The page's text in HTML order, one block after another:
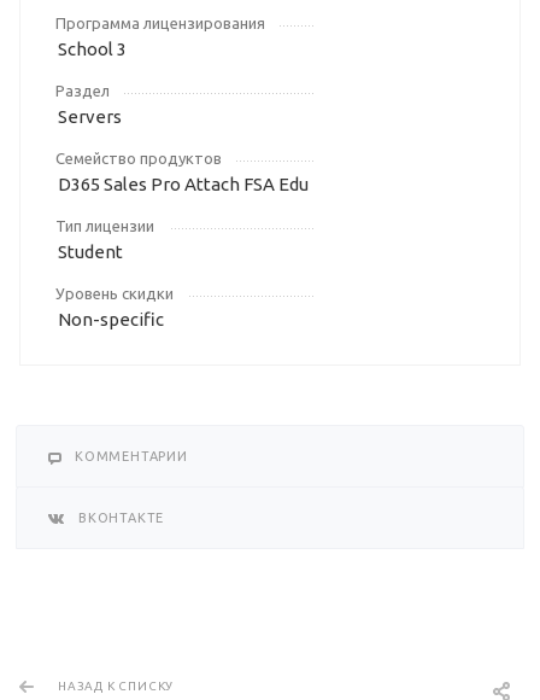
Программа лицензирования
School 3
Раздел
Servers
Семейство продуктов
D365 Sales Pro Attach FSA Edu
Тип лицензии
Student
Уровень скидки
Non-specific
КОММЕНТАРИИ
ВКОНТАКТЕ
НАЗАД К СПИСКУ